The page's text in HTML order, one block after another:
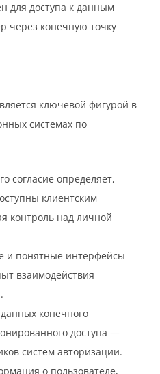
для доступа к данным
через конечную точку
ключевой фигурой в
системах по
согласие определяет,
клиентским
контроль над личной
и понятные интерфейсы
взаимодействия
конечного
доступа —
систем авторизации.
о пользователе,